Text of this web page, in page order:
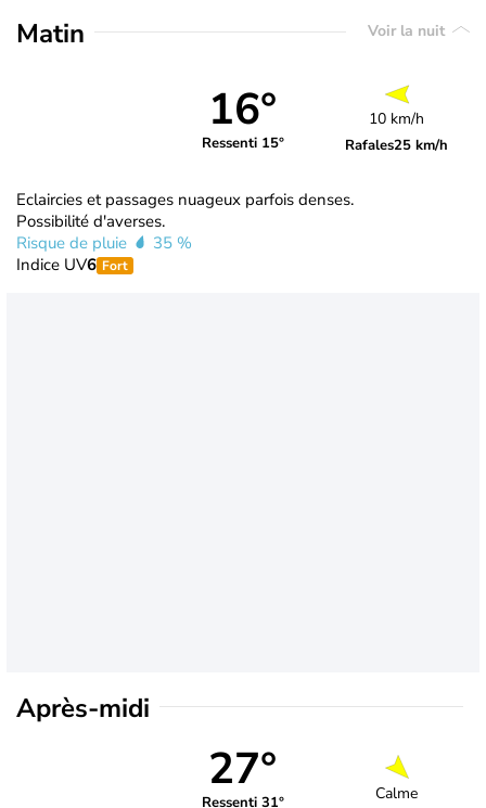
Matin Voir la nuit
16°
Ressenti 15°
10 km/h
Rafales25 km/h
Eclaircies et passages nuageux parfois denses.
Possibilité d'averses.
Risque de pluie
35 %
Indice UV6 Fort
Après-midi
27°
Ressenti 31° Calme